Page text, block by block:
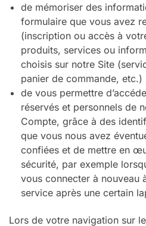
de mémoriser des
formulaire que vous avez
(inscription ou accès à
produits, services ou
choisis sur notre Site
panier de commande, etc.)
de vous permettre
réservés et personnels de
Compte, grâce à des
que vous nous avez
confiées et de mettre en
sécurité, par exemple
vous connecter à nouveau
service après une certain
Lors de votre navigation sur